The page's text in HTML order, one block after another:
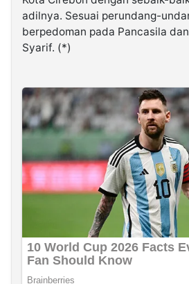
adilnya. Sesuai perundang-
berpedoman pada Pancasila
Syarif. (*)